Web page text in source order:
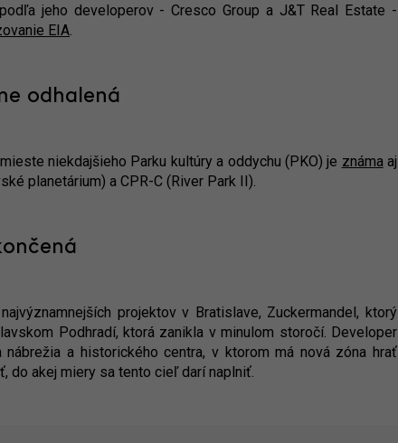
jeho developerov - Cresco Group a J&T Real Estate -
EIA.
odhalená
niekdajšieho Parku kultúry a oddychu (PKO) je známaaj
planetárium) a CPR-C (River Park II).
projektov v Bratislave, Zuckermandel, ktorý
Podhradí, ktorá zanikla v minulom storočí. Developer
a historického centra, v ktorom má nová zóna hrať
do akej miery sa tento cieľ darí naplniť.